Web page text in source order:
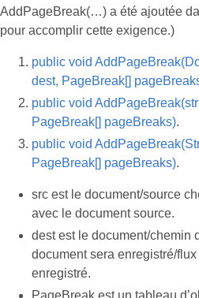
AddPageBreak(…) a été ajoutée
pour accomplir cette exigence.)
public void
dest, PageBreak[]
public void
PageBreak[] pageBreaks).
public void
PageBreak[] pageBreaks).
src est le document/source
avec le document source.
dest est le document/chemin
document sera enregistré/
enregistré.
PageBreak est un tableau